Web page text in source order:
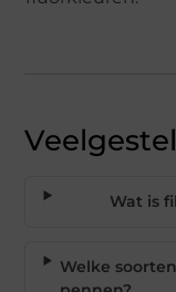
Wat is
Welke